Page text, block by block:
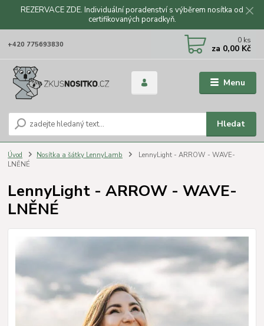
REZERVACE ZDE. Individuální poradenství s výběrem nosítka od
certifikovaných poradkyň.
Menu
Hledat
+420 775693830 0 ks
za 0,00 Kč
Úvod Nosítka a šátky LennyLamb
LennyLight - ARROW - WAVE-
LNĚNÉ
LennyLight - ARROW - WAVE-
LNĚNÉ